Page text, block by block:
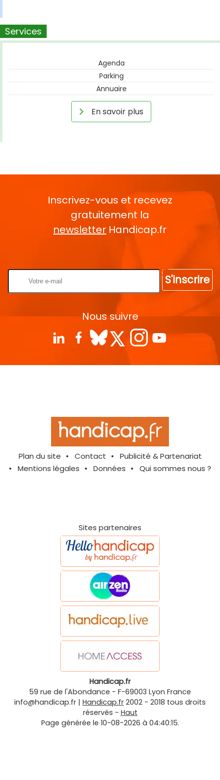
Services
Agenda
Parking
Annuaire
En savoir plus
Inscrivez-vous et recevez
gratuitement la
newsletter Handicap.fr
S'inscrire
Nous suivre
Plan du site Contact
Publicité & Partenariat
Mentions légales
Données Qui sommes nous ?
Sites partenaires
Handicap.fr
59 rue de l'Abondance - F-69003 Lyon France
info@handicap.fr | Handicap.fr 2002 - 2018 tous droits
réservés - Haut
Page générée le 10-08-2026 à 04:40:15.